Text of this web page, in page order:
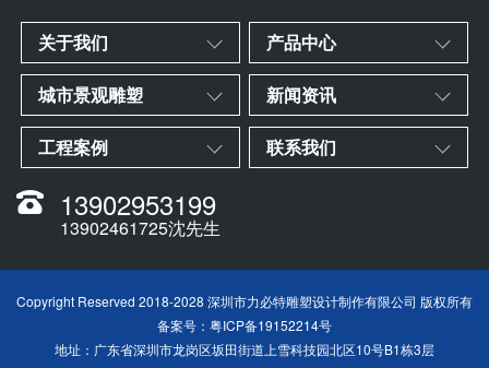
关于我们 产品中心
城市景观雕塑 新闻资讯
工程案例 联系我们
13902953199
13902461725沈先生
Copyright Reserved 2018-2028 深圳市力必特雕塑设计制作有限公司 版权所有
备案号： 粤ICP备19152214号
地址：广东省深圳市龙岗区坂田街道上雪科技园北区10号B1栋3层